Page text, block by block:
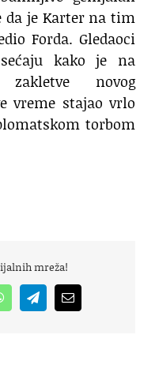
da je Karter na tim
Forda. Gledaoci
kako je na
zakletve novog
vreme stajao vrlo
torbom
mreža!
TelegramEmail